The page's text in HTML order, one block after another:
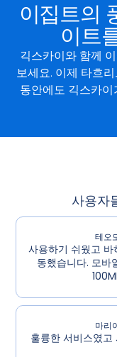
이집트의
이트
긱스카이와 함께
보세요. 이제 타흐
동안에도 긱스카
사용자
테오
사용하기 쉬웠고
동했습니다. 모바
마리
훌륭한 서비스였